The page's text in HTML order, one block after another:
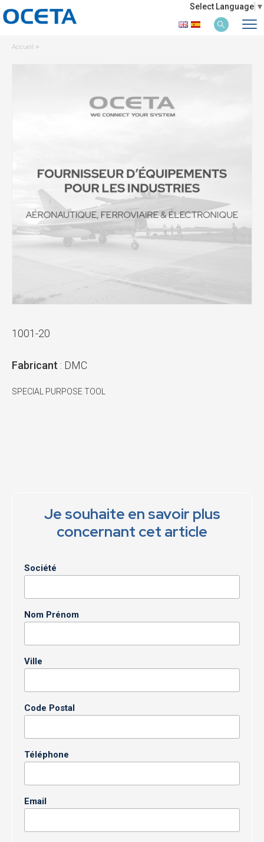
Select Language ▼
Accueil >
1001-20
Fabricant : DMC
SPECIAL PURPOSE TOOL
Je souhaite en savoir plus
concernant cet article
Société
Nom Prénom
Ville
Code Postal
Téléphone
Email